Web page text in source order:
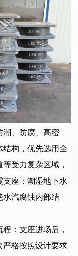
潮、防腐、高密
结构，优先选用全
受力复杂区域，
支座；潮湿地下水
水汽腐蚀内部结
：支座进场后，
严格按照设计要求